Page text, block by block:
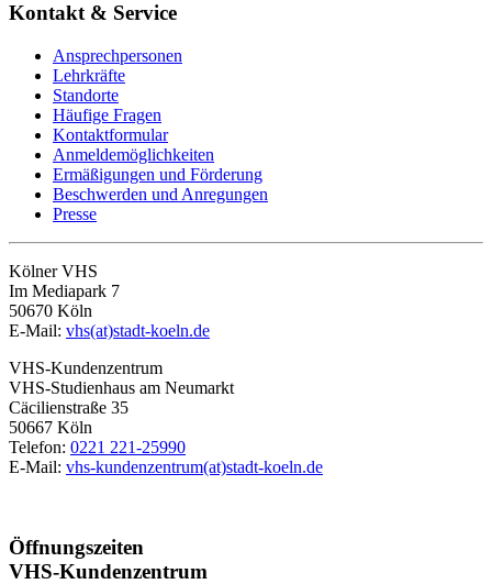
Kontakt & Service
Ansprechpersonen
Lehrkräfte
Standorte
Häufige Fragen
Kontaktformular
Anmeldemöglichkeiten
Ermäßigungen und Förderung
Beschwerden und Anregungen
Presse
Kölner VHS
Im Mediapark 7
50670 Köln
E-Mail: vhs(at)stadt-koeln.de
VHS-Kundenzentrum
VHS-Studienhaus am Neumarkt
Cäcilienstraße 35
50667 Köln
Telefon: 0221 221-25990
E-Mail: vhs-kundenzentrum(at)stadt-koeln.de
Öffnungszeiten
VHS-Kundenzentrum